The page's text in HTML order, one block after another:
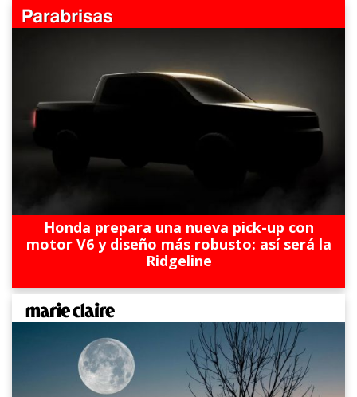
Honda prepara una nueva pick-up con
motor V6 y diseño más robusto: así será la
Ridgeline